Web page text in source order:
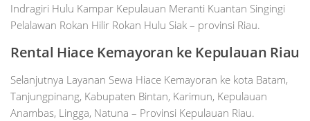
Indragiri Hulu Kampar Kepulauan Meranti Kuantan Singingi
Pelalawan Rokan Hilir Rokan Hulu Siak – provinsi Riau.
Rental Hiace Kemayoran ke Kepulauan Riau
Selanjutnya Layanan Sewa Hiace Kemayoran ke kota Batam,
Tanjungpinang, Kabupaten Bintan, Karimun, Kepulauan
Anambas, Lingga, Natuna – Provinsi Kepulauan Riau.